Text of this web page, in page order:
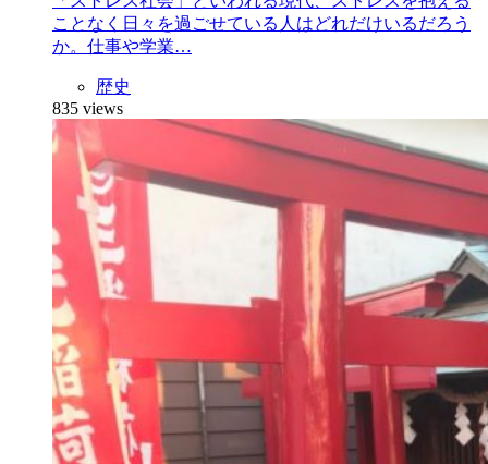
ことなく日々を過ごせている人はどれだけいるだろう
か。仕事や学業…
歴史
835 views